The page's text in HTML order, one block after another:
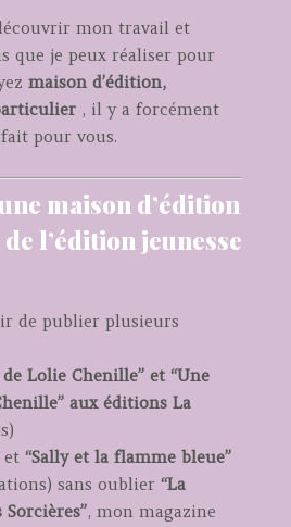
mon travail et
que je peux réaliser pour
maison d’édition,
, il y a forcément
pour vous.
maison d’édition
l’édition jeunesse
de publier plusieurs
Lolie Chenille” et “Une
aux éditions La
et “Sally et la flamme bleue”
sans oublier “La
Sorcières”, mon magazine